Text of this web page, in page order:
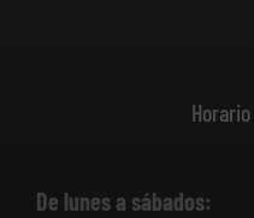
De lunes a sábados: